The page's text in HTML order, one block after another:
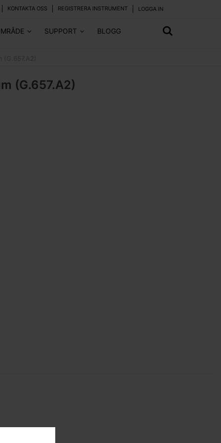
KONTAKTA OSS REGISTRERA INSTRUMENT LOGGA IN
SUPPORT BLOGG
(G.657.A2)